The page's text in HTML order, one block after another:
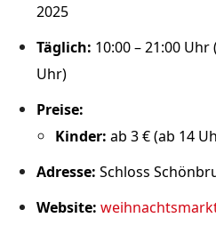
2025
Täglich: 10:00 – 21:00 Uhr
Uhr)
Preise:
Kinder: ab 3€(ab 14
Adresse: Schloss
Website: